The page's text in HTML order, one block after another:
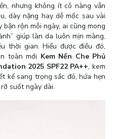
nhưng không ít cô nàng vẫn
dày nặng hay dễ mốc sau vài
rộn mỗi ngày, ai cũng mong
giúp làn da luôn mịn màng,
thời gian. Hiểu được điều đó,
toàn mới Kem Nền Che Phủ
2025 SPF22 PA++, kem
kế sang trọng sắc đỏ, hứa hẹn
suốt ngày dài.